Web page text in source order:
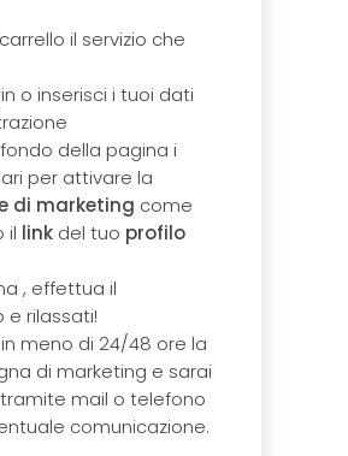
il servizio che
o inserisci i tuoi dati
della pagina i
per attivare la
di marketing come
il linkdel tuo profilo
, effettua il
rilassati!
meno di 24/48 ore la
di marketing e sarai
mail o telefono
comunicazione.